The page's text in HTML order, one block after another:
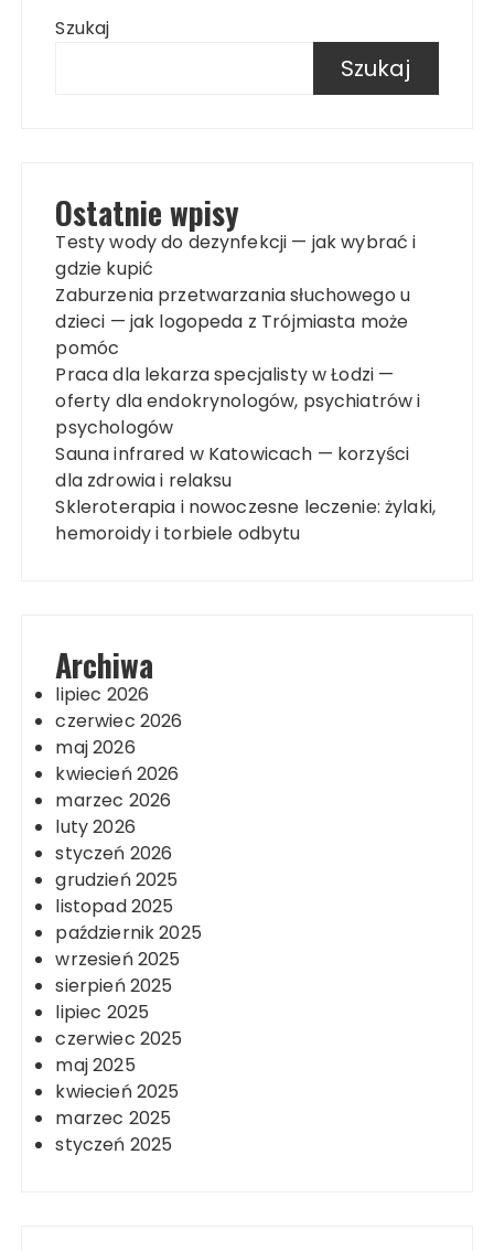
Szukaj
Szukaj
Ostatnie wpisy
Testy wody do dezynfekcji — jak wybrać i
gdzie kupić
Zaburzenia przetwarzania słuchowego u
dzieci — jak logopeda z Trójmiasta może
pomóc
Praca dla lekarza specjalisty w Łodzi —
oferty dla endokrynologów, psychiatrów i
psychologów
Sauna infrared w Katowicach — korzyści
dla zdrowia i relaksu
Skleroterapia i nowoczesne leczenie: żylaki,
hemoroidy i torbiele odbytu
Archiwa
lipiec 2026
czerwiec 2026
maj 2026
kwiecień 2026
marzec 2026
luty 2026
styczeń 2026
grudzień 2025
listopad 2025
październik 2025
wrzesień 2025
sierpień 2025
lipiec 2025
czerwiec 2025
maj 2025
kwiecień 2025
marzec 2025
styczeń 2025